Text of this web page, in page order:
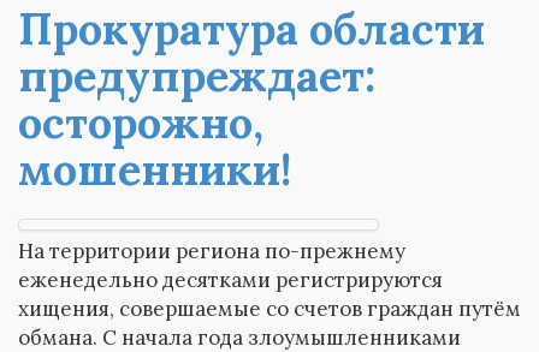
Прокуратура области
предупреждает:
осторожно,
мошенники!
На территории региона по-прежнему
еженедельно десятками регистрируются
хищения, совершаемые со счетов граждан путём
обмана. С начала года злоумышленниками